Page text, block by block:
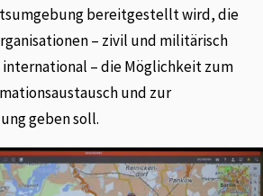
bereitgestellt wird, die
– zivil und militärisch
– die Möglichkeit zum
und zur
geben soll.